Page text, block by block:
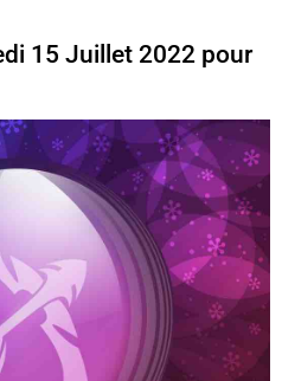
15 Juillet 2022 pour